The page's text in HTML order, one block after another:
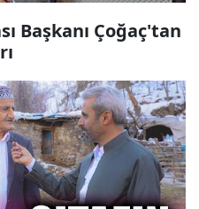
Başkanı Çoğaç'tan